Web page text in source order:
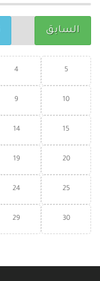
السابق
4 5
9 10
14 15
19 20
24 25
29 30